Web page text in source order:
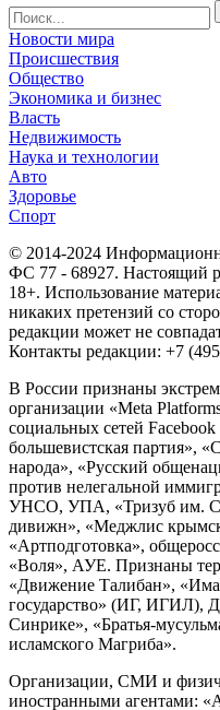
Новости мира
Происшествия
Общество
Экономика и бизнес
Власть
Недвижимость
Наука и технологии
Авто
Здоровье
Спорт
© 2014-2024
ФС 77 - 68927. Настоящий
18+. Использование
никаких претензий со
редакции может не
Контакты редакции: +7
В России признаны
организации «Meta
социальных сетей
большевистская партия»,
народа», «Русский
против нелегальной
УНСО, УПА, «Тризуб им.
дивижн», «Меджлис
«Артподготовка»,
«Воля», АУЕ. Признаны
«Движение Талибан»,
государство» (ИГ, ИГИЛ),
Синрике», «Братья-
исламского Магриба».
Организации, СМИ и
иностранными агентами: